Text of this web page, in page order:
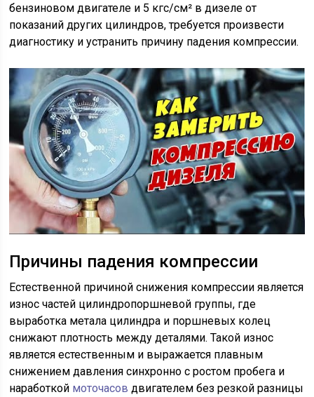
бензиновом двигателе и 5 кгс/см² в дизеле от
показаний других цилиндров, требуется произвести
диагностику и устранить причину падения компрессии.
Причины падения компрессии
Естественной причиной снижения компрессии является
износ частей цилиндропоршневой группы, где
выработка метала цилиндра и поршневых колец
снижают плотность между деталями. Такой износ
является естественным и выражается плавным
снижением давления синхронно с ростом пробега и
наработкой моточасов двигателем без резкой разницы